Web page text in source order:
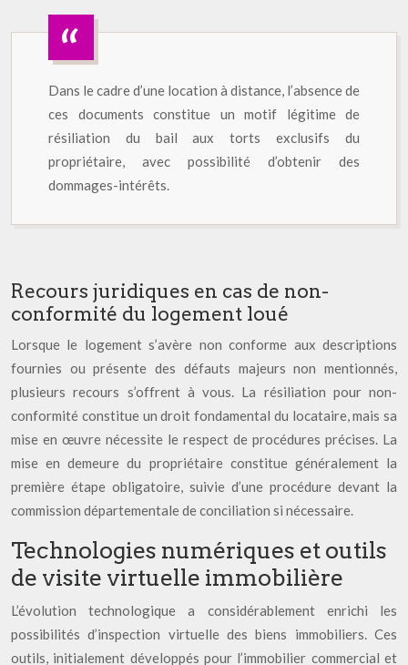
Dans le cadre d’une location à distance, l’absence de
ces documents constitue un motif légitime de
résiliation du bail aux torts exclusifs du
propriétaire, avec possibilité d’obtenir des
dommages-intérêts.
Recours juridiques en cas de non-
conformité du logement loué
Lorsque le logement s’avère non conforme aux descriptions
fournies ou présente des défauts majeurs non mentionnés,
plusieurs recours s’offrent à vous. La résiliation pour non-
conformité constitue un droit fondamental du locataire, mais sa
mise en œuvre nécessite le respect de procédures précises. La
mise en demeure du propriétaire constitue généralement la
première étape obligatoire, suivie d’une procédure devant la
commission départementale de conciliation si nécessaire.
Technologies numériques et outils
de visite virtuelle immobilière
L’évolution technologique a considérablement enrichi les
possibilités d’inspection virtuelle des biens immobiliers. Ces
outils, initialement développés pour l’immobilier commercial et